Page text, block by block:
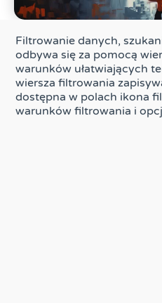
Filtrowanie danych,
odbywa się za pomocą
warunków ułatwiających
wiersza filtrowania
dostępna w polach ikona
warunków filtrowania i